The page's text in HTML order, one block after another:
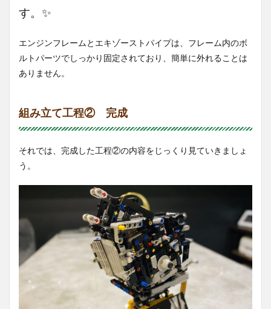
す。✨
エンジンフレームとエキゾーストパイプは、フレーム内のボ
ルトパーツでしっかり固定されており、簡単に外れることは
ありません。
組み立て工程② 完成
それでは、完成した工程②の内容をじっくり見ていきましょ
う。